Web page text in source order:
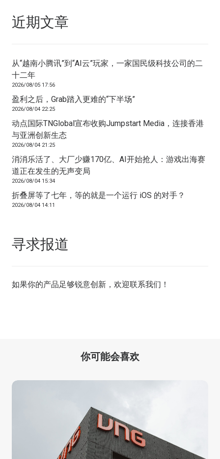
近期文章
从“越南小腾讯”到“AI云”玩家，一家国民级科技公司的二
十二年
2026/08/05 17:56
盈利之后，Grab踏入更难的“下半场”
2026/08/04 22:25
动点国际TNGlobal宣布收购Jumpstart Media，连接香港
与亚洲创新生态
2026/08/04 21:25
消消乐活了、大厂少赚170亿、AI开始抢人：游戏出海赛
道正在发生的无声变局
2026/08/04 15:34
折叠屏等了七年，等的就是一个运行 iOS 的对手？
2026/08/04 14:11
寻求报道
如果你的产品足够锐意创新，欢迎联系我们 ！
你可能会喜欢